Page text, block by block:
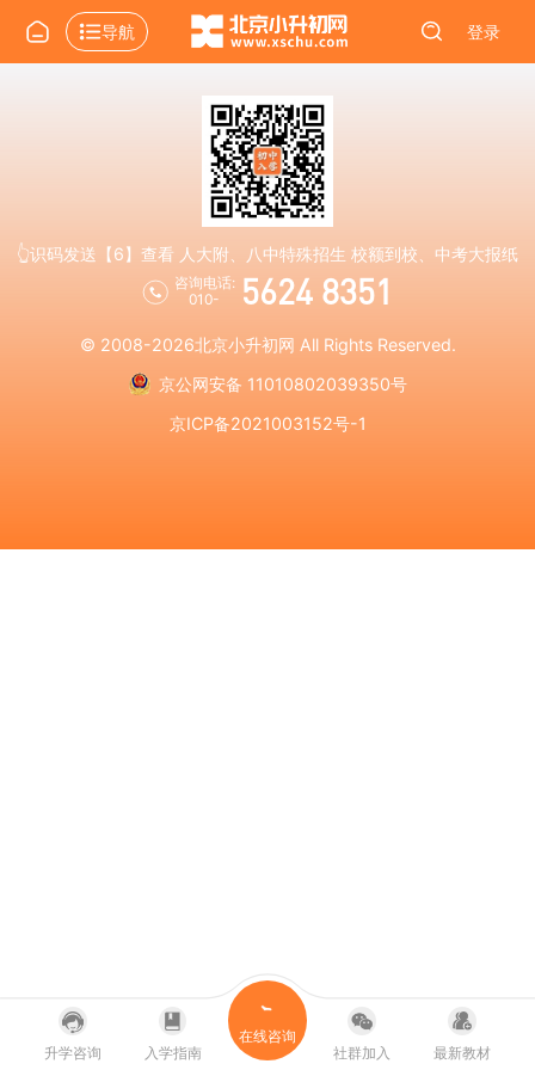
导航 登录
👆识码发送【6】查看 人大附、八中特殊招生 校额到校、中考大报纸
咨询电话:
010-
5624 8351
© 2008-2026北京小升初网 All Rights Reserved.
京公网安备 11010802039350号
京ICP备2021003152号-1
升学咨询 入学指南
在线咨询
社群加入
最新教材